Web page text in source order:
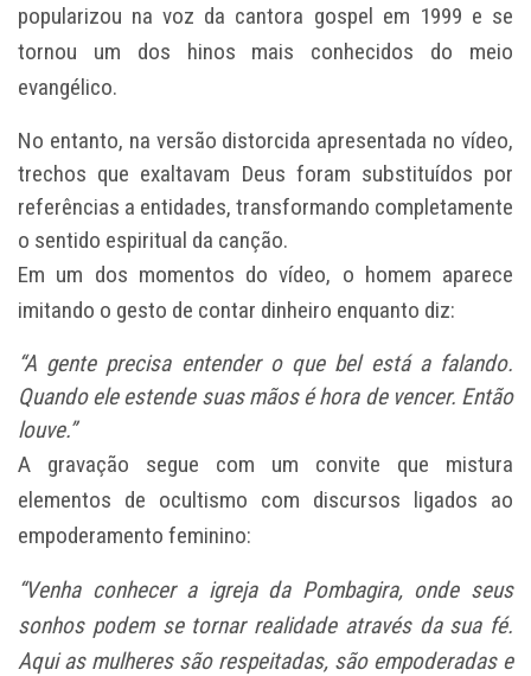
popularizou na voz da cantora gospel em 1999 e se
tornou um dos hinos mais conhecidos do meio
evangélico.
No entanto, na versão distorcida apresentada no vídeo,
trechos que exaltavam Deus foram substituídos por
referências a entidades, transformando completamente
o sentido espiritual da canção.
Em um dos momentos do vídeo, o homem aparece
imitando o gesto de contar dinheiro enquanto diz:
“A gente precisa entender o que bel está a falando.
Quando ele estende suas mãos é hora de vencer. Então
louve.”
A gravação segue com um convite que mistura
elementos de ocultismo com discursos ligados ao
empoderamento feminino:
“Venha conhecer a igreja da Pombagira, onde seus
sonhos podem se tornar realidade através da sua fé.
Aqui as mulheres são respeitadas, são empoderadas e